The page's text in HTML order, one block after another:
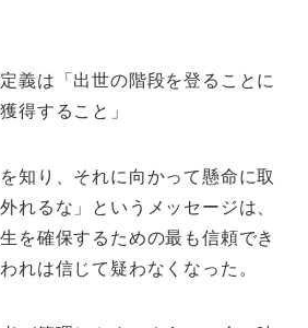
義は「出世の階段を登ることに
得すること」
知り、それに向かって懸命に取
れるな」というメッセージは、
を確保するための最も信頼でき
れは信じて疑わなくなった。